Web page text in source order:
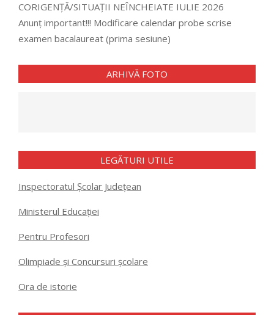
CORIGENȚĂ/SITUAȚII NEÎNCHEIATE IULIE 2026
Anunț important!!! Modificare calendar probe scrise
examen bacalaureat (prima sesiune)
ARHIVĂ FOTO
LEGĂTURI UTILE
Inspectoratul Școlar Județean
Ministerul Educației
Pentru Profesori
Olimpiade și Concursuri școlare
Ora de istorie